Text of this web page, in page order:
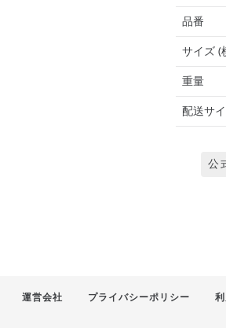
品番
サイズ (
重量
配送サ
公
運営会社 プライバシーポリシー